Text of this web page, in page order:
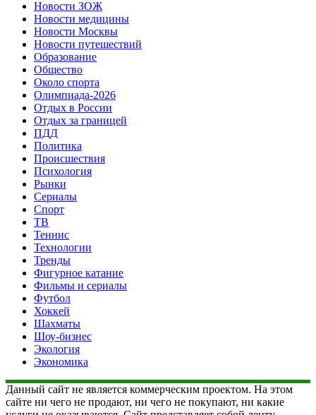
Новости ЗОЖ
Новости медицины
Новости Москвы
Новости путешествий
Образование
Общество
Около спорта
Олимпиада-2026
Отдых в России
Отдых за границей
ПДД
Политика
Происшествия
Психология
Рынки
Сериалы
Спорт
ТВ
Теннис
Технологии
Тренды
Фигурное катание
Фильмы и сериалы
Футбол
Хоккей
Шахматы
Шоу-бизнес
Экология
Экономика
Данный сайт не является коммерческим проектом. На этом
сайте ни чего не продают, ни чего не покупают, ни какие